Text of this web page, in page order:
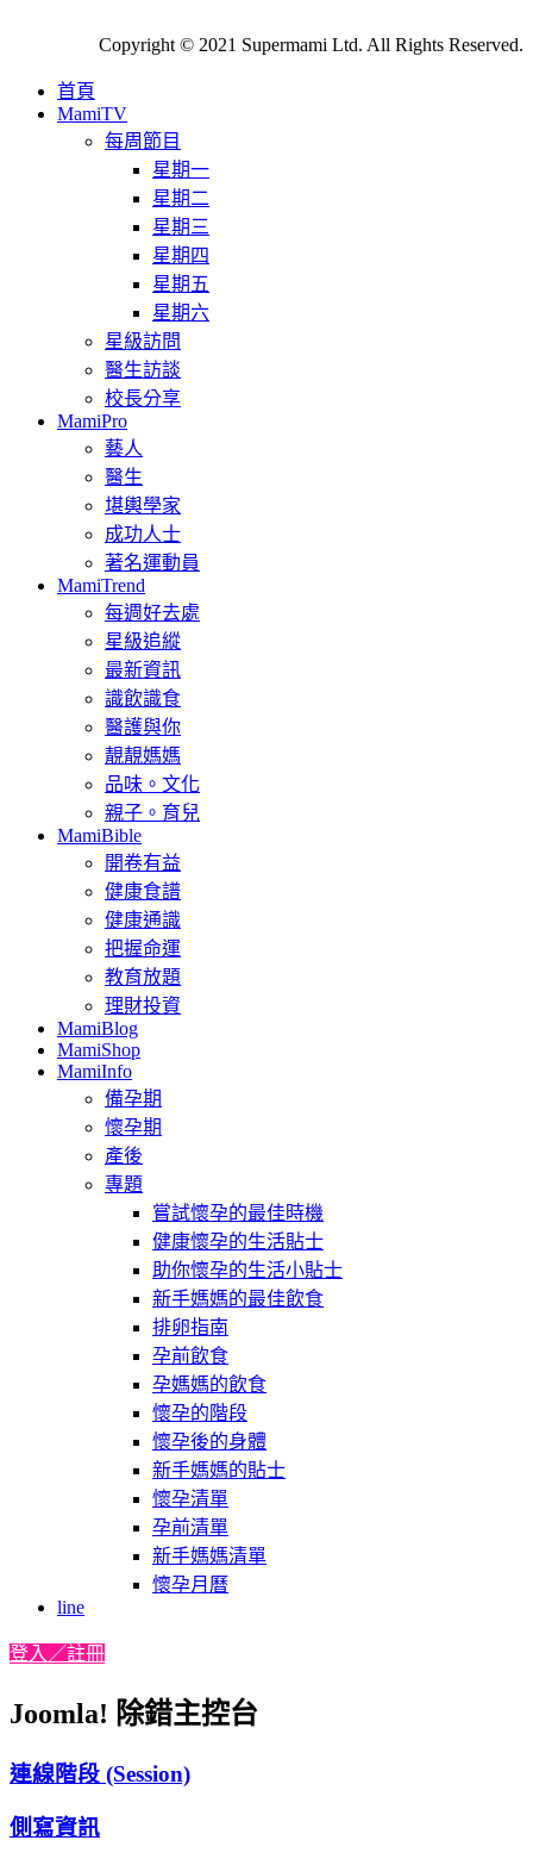
Copyright © 2021 Supermami Ltd. All Rights Reserved.
首頁
MamiTV
每周節目
星期一
星期二
星期三
星期四
星期五
星期六
星級訪問
醫生訪談
校長分享
MamiPro
藝人
醫生
堪輿學家
成功人士
著名運動員
MamiTrend
每週好去處
星級追縱
最新資訊
識飲識食
醫護與你
靚靚媽媽
品味。文化
親子。育兒
MamiBible
開卷有益
健康食譜
健康通識
把握命運
教育放題
理財投資
MamiBlog
MamiShop
MamiInfo
備孕期
懷孕期
產後
專題
嘗試懷孕的最佳時機
健康懷孕的生活貼士
助你懷孕的生活小貼士
新手媽媽的最佳飲食
排卵指南
孕前飲食
孕媽媽的飲食
懷孕的階段
懷孕後的身體
新手媽媽的貼士
懷孕清單
孕前清單
新手媽媽清單
懷孕月曆
line
登入／註冊
Joomla! 除錯主控台
連線階段 (Session)
側寫資訊